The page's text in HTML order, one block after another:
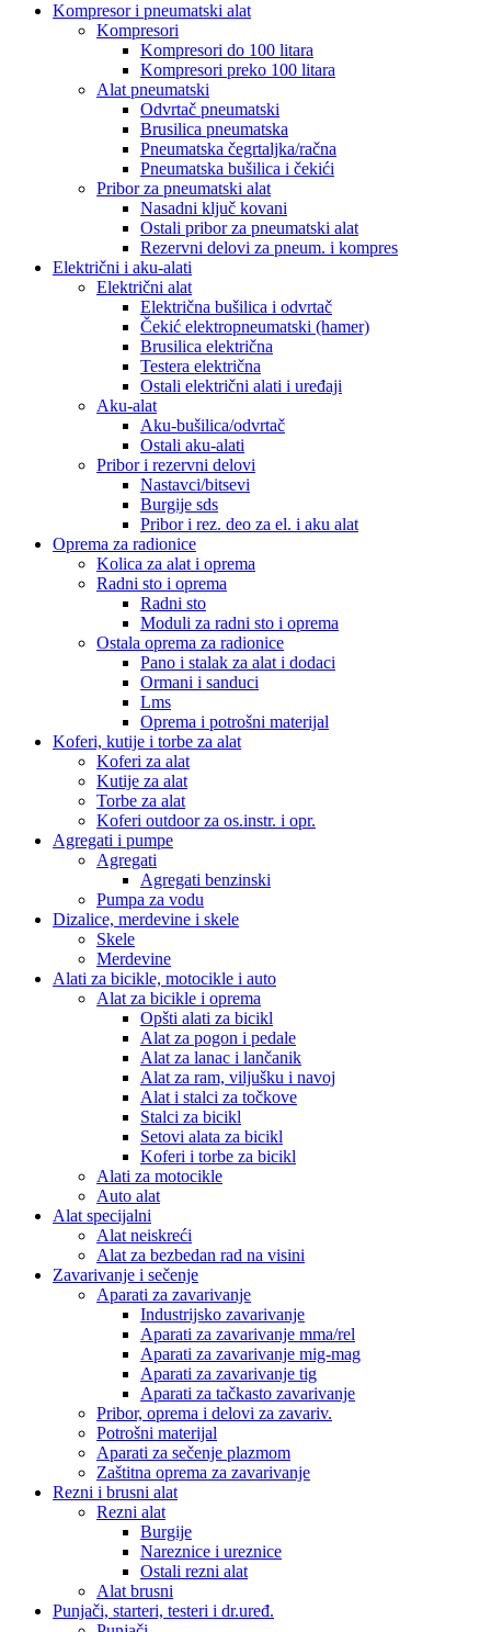
Kompresor i pneumatski alat
Kompresori
Kompresori do 100 litara
Kompresori preko 100 litara
Alat pneumatski
Odvrtač pneumatski
Brusilica pneumatska
Pneumatska čegrtaljka/račna
Pneumatska bušilica i čekići
Pribor za pneumatski alat
Nasadni ključ kovani
Ostali pribor za pneumatski alat
Rezervni delovi za pneum. i kompres
Električni i aku-alati
Električni alat
Električna bušilica i odvrtač
Čekić elektropneumatski (hamer)
Brusilica električna
Testera električna
Ostali električni alati i uređaji
Aku-alat
Aku-bušilica/odvrtač
Ostali aku-alati
Pribor i rezervni delovi
Nastavci/bitsevi
Burgije sds
Pribor i rez. deo za el. i aku alat
Oprema za radionice
Kolica za alat i oprema
Radni sto i oprema
Radni sto
Moduli za radni sto i oprema
Ostala oprema za radionice
Pano i stalak za alat i dodaci
Ormani i sanduci
Lms
Oprema i potrošni materijal
Koferi, kutije i torbe za alat
Koferi za alat
Kutije za alat
Torbe za alat
Koferi outdoor za os.instr. i opr.
Agregati i pumpe
Agregati
Agregati benzinski
Pumpa za vodu
Dizalice, merdevine i skele
Skele
Merdevine
Alati za bicikle, motocikle i auto
Alat za bicikle i oprema
Opšti alati za bicikl
Alat za pogon i pedale
Alat za lanac i lančanik
Alat za ram, viljušku i navoj
Alat i stalci za točkove
Stalci za bicikl
Setovi alata za bicikl
Koferi i torbe za bicikl
Alati za motocikle
Auto alat
Alat specijalni
Alat neiskreći
Alat za bezbedan rad na visini
Zavarivanje i sečenje
Aparati za zavarivanje
Industrijsko zavarivanje
Aparati za zavarivanje mma/rel
Aparati za zavarivanje mig-mag
Aparati za zavarivanje tig
Aparati za tačkasto zavarivanje
Pribor, oprema i delovi za zavariv.
Potrošni materijal
Aparati za sečenje plazmom
Zaštitna oprema za zavarivanje
Rezni i brusni alat
Rezni alat
Burgije
Nareznice i ureznice
Ostali rezni alat
Alat brusni
Punjači, starteri, testeri i dr.uređ.